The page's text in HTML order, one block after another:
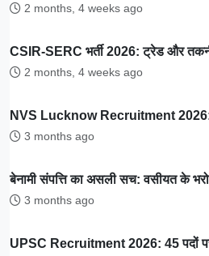
2 months, 4 weeks ago
CSIR-SERC भर्ती 2026: ट्रेड और
2 months, 4 weeks ago
NVS Lucknow Recruitment
3 months ago
बेनामी संपत्ति का असली सच: वसीयत के
3 months ago
UPSC Recruitment 2026: 45 पदों पर